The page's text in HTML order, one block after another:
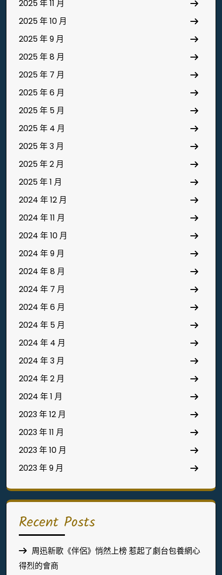
2025 年 11 月
2025 年 10 月
2025 年 9 月
2025 年 8 月
2025 年 7 月
2025 年 6 月
2025 年 5 月
2025 年 4 月
2025 年 3 月
2025 年 2 月
2025 年 1 月
2024 年 12 月
2024 年 11 月
2024 年 10 月
2024 年 9 月
2024 年 8 月
2024 年 7 月
2024 年 6 月
2024 年 5 月
2024 年 4 月
2024 年 3 月
2024 年 2 月
2024 年 1 月
2023 年 12 月
2023 年 11 月
2023 年 10 月
2023 年 9 月
Recent Posts
周迅新歌《伴侶》悄然上榜 惹起了劇台包養網心
得烈的會商